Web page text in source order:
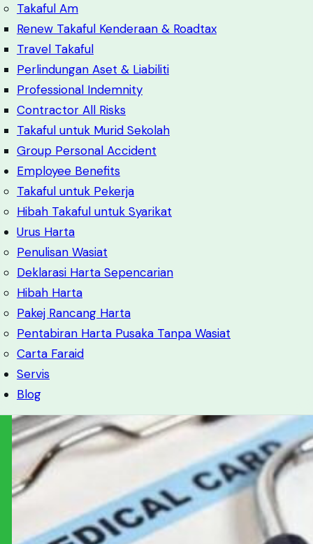
Takaful Am
Renew Takaful Kenderaan & Roadtax
Travel Takaful
Perlindungan Aset & Liabiliti
Professional Indemnity
Contractor All Risks
Takaful untuk Murid Sekolah
Group Personal Accident
Employee Benefits
Takaful untuk Pekerja
Hibah Takaful untuk Syarikat
Urus Harta
Penulisan Wasiat
Deklarasi Harta Sepencarian
Hibah Harta
Pakej Rancang Harta
Pentabiran Harta Pusaka Tanpa Wasiat
Carta Faraid
Servis
Blog